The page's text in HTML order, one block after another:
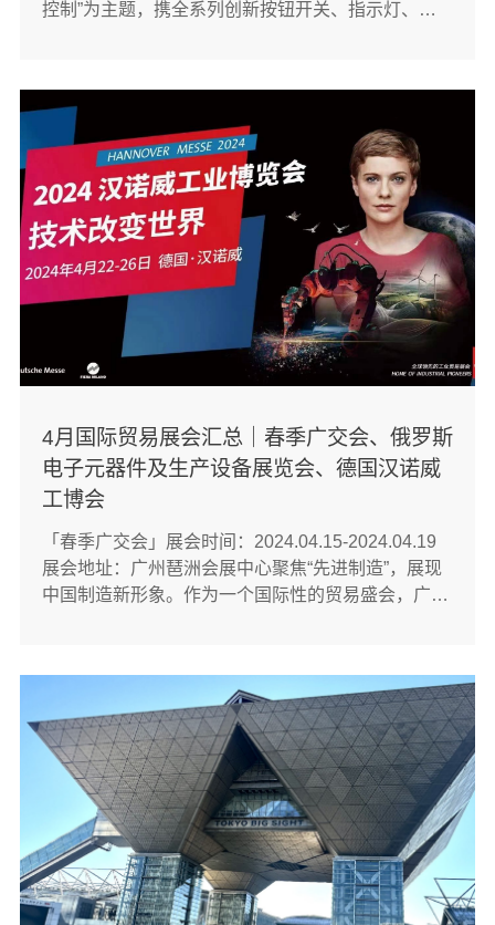
控制”为主题，携全系列创新按钮开关、指示灯、继
了来自全球超过1100名专业访客，取得了远超预期的
丰硕成果。「俄罗斯电子元···
4月国际贸易展会汇总｜春季广交会、俄罗斯
电子元器件及生产设备展览会、德国汉诺威
工博会
「春季广交会」展会时间：2024.04.15-2024.04.19
展会地址：广州琶洲会展中心聚焦“先进制造”，展现
中国制造新形象。作为一个国际性的贸易盛会，广交
会，助力制造业“高质量”发展。「俄罗斯电子元器件
及生产设备展览会」展会···